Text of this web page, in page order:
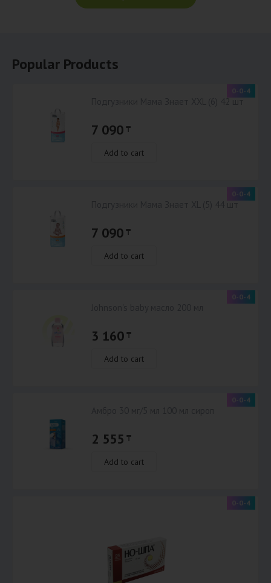
Popular Products
0-0-4
Подгузники Мама Знает XXL (6) 42 шт
7 090 ₸
Add to cart
0-0-4
7 090 ₸
Add to cart
0-0-4
3 160 ₸
Add to cart
0-0-4
2 555 ₸
Add to cart
0-0-4